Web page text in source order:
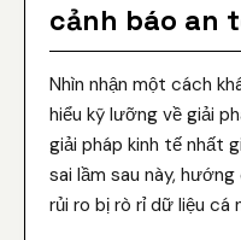
cảnh báo an
Nhìn nhận một cách
hiểu kỹ lưỡng về giải
giải pháp kinh tế nhất
sai lầm sau này,
rủi ro bị rò rỉ dữ liệu cá